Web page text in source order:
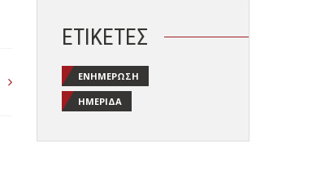
ΕΤΙΚΈΤΕΣ
ΕΝΗΜΈΡΩΣΗ
ΗΜΕΡΊΔΑ